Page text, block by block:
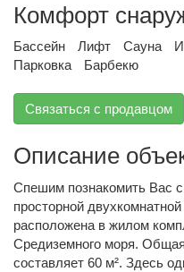
Комфорт
Бассейн Лифт Сауна
Парковка
Барбекю
Связаться с продавцом
Описание
Спешим познакомить Вас
просторной
расположена в жилом
Средиземного моря.
составляет 60 м². Здесь